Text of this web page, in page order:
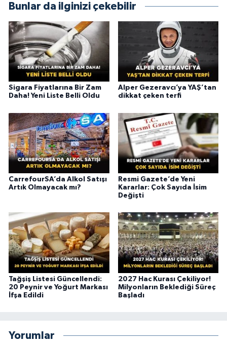
Bunlar da ilginizi çekebilir
Sigara Fiyatlarına Bir Zam
Daha! Yeni Liste Belli Oldu
Alper Gezeravcı’ya YAŞ’tan
dikkat çeken terfi
CarrefourSA’da Alkol Satışı
Artık Olmayacak mı?
Resmi Gazete’de Yeni
Kararlar: Çok Sayıda İsim
Değişti
Tağşiş Listesi Güncellendi:
20 Peynir ve Yoğurt Markası
İfşa Edildi
2027 Hac Kurası Çekiliyor!
Milyonların Beklediği Süreç
Başladı
Yorumlar